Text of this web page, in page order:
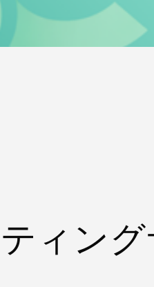
ィン